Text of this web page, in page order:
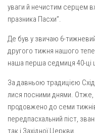
уваги й нечистим серцем
празника Пасхи”.
Де був у звичаю 6-
другого тижня нашого
наша перша седмиця 40-ці
За давньою традицією
лися посними днями. Отже,
продовжено до семи
передпасхальний піст,
так і Західної Церкви.